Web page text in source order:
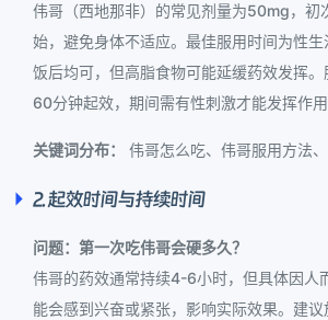
伟哥（西地那非）的常见剂量为50mg，初
始，避免身体不适应。最佳服用时间为性
饭后均可，但高脂食物可能延缓药效发挥
60分钟起效，期间需有性刺激才能发挥作用
关键词分布： 伟哥怎么吃、伟哥服用方法
2. 起效时间与持续时间
问题：第一次吃伟哥会硬多久？
伟哥的药效通常持续4-6小时，但具体因人
能会感到兴奋或紧张，影响实际效果。建